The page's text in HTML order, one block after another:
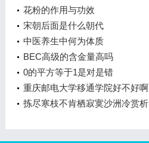
花粉的作用与功效
宋朝后面是什么朝代
中医养生中何为体质
BEC高级的含金量高吗
0的平方等于1是对是错
重庆邮电大学移通学院好不好啊
拣尽寒枝不肯栖寂寞沙洲冷赏析